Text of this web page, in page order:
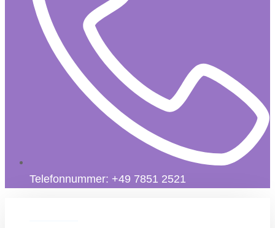
Telefonnummer: +49 7851 2521